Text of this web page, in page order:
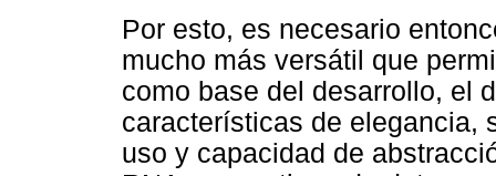
Por esto, es necesario
mucho más versátil que
como base del desarrollo, el
características de elegancia,
uso y capacidad de